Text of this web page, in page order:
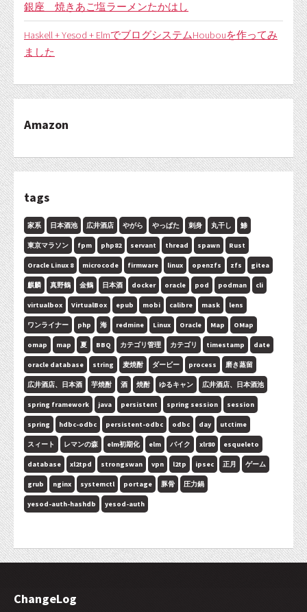
銀座 焼きあご塩ラーメンたかはし
Haskell + Yesod + ElmでブログシステムHoubouを作ってみ
ました
Amazon
tags
家系 日本酒池 広井酒店 やがら やっぱた 刺身 丸干し 鯵
東京マラソン fpm php82 servant thread spawn Rust
Oracle Linux 8 microcode firmware linux openzfs zfs gitea
麒麟 真野鶴 金鶴 日本酒 docker oracle pod podman cli
virtualbox VirtualBox epub mobi calibre mask lens
ワンライナー php 海 redmine Linux Oracle Map OMap
omap map 夏 BBQ カテゴリ管理 カテゴリ timestamp date
oracle database string 麦焼酎 ダービー process 磨き蒸留
広井酒店、日本酒 芋焼酎 酒 焼酎 ゆるキャン 広井酒店、日本酒池
spring framework java persistent spring session session
spring hdbc-odbc persistent-odbc odbc day utctime
スィート レマンの森 elm初期化 elm バイク xlr80 esqueleto
database xl2tpd strongswan vpn l2tp ipsec 正月 ゲーム
grub nginx systemctl portage 豚骨 圧力鍋
yesod-auth-hashdb yesod-auth
ChangeLog